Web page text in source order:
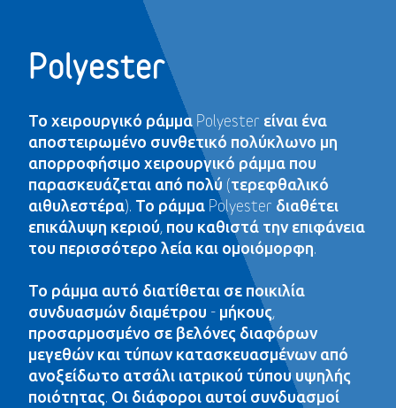
Polyester
Το χειρουργικό ράμμα Polyester είναι ένα
αποστειρωμένο συνθετικό πολύκλωνο μη
απορροφήσιμο χειρουργικό ράμμα που
παρασκευάζεται από πολύ (τερεφθαλικό
αιθυλεστέρα). Το ράμμα Polyester διαθέτει
επικάλυψη κεριού, που καθιστά την επιφάνεια
του περισσότερο λεία και ομοιόμορφη.
Το ράμμα αυτό διατίθεται σε ποικιλία
συνδυασμών διαμέτρου - μήκους,
προσαρμοσμένο σε βελόνες διαφόρων
μεγεθών και τύπων κατασκευασμένων από
ανοξείδωτο ατσάλι ιατρικού τύπου υψηλής
ποιότητας. Οι διάφοροι αυτοί συνδυασμοί